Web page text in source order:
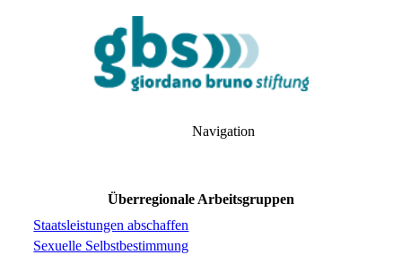
Navigation
Überregionale Arbeitsgruppen
Staatsleistungen abschaffen
Sexuelle Selbstbestimmung